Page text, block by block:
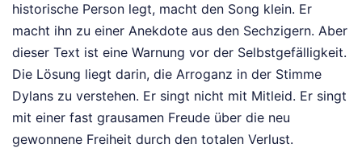
historische Person legt, macht den Song klein. Er
macht ihn zu einer Anekdote aus den Sechzigern. Aber
dieser Text ist eine Warnung vor der Selbstgefälligkeit.
Die Lösung liegt darin, die Arroganz in der Stimme
Dylans zu verstehen. Er singt nicht mit Mitleid. Er singt
mit einer fast grausamen Freude über die neu
gewonnene Freiheit durch den totalen Verlust.